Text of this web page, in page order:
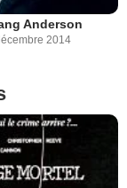
Anderson
2014